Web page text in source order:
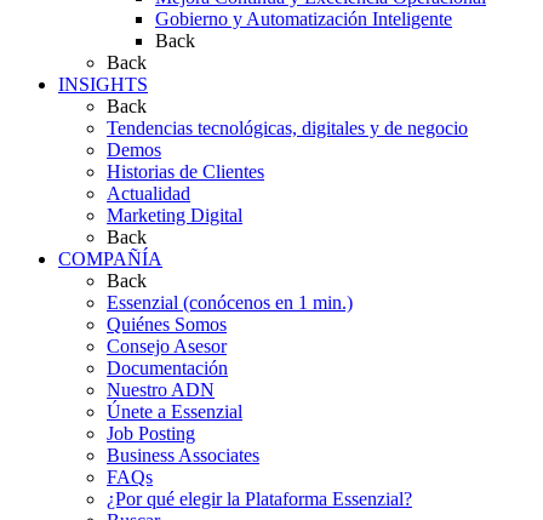
Gobierno y Automatización Inteligente
Back
Back
INSIGHTS
Back
Tendencias tecnológicas, digitales y de negocio
Demos
Historias de Clientes
Actualidad
Marketing Digital
Back
COMPAÑÍA
Back
Essenzial (conócenos en 1 min.)
Quiénes Somos
Consejo Asesor
Documentación
Nuestro ADN
Únete a Essenzial
Job Posting
Business Associates
FAQs
¿Por qué elegir la Plataforma Essenzial?